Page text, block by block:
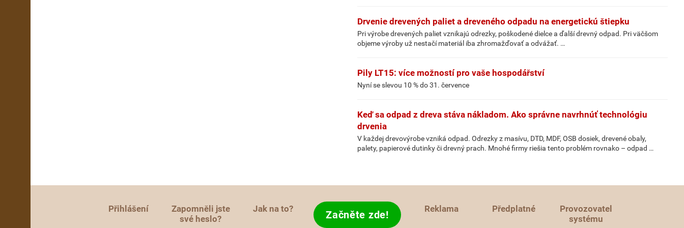
Drvenie drevených paliet a dreveného odpadu na energetickú štiepku
Pri výrobe drevených paliet vznikajú odrezky, poškodené dielce a ďalší drevný odpad. Pri väčšom
objeme výroby už nestačí materiál iba zhromažďovať a odvážať. …
Pily LT15: více možností pro vaše hospodářství
Nyní se slevou 10 % do 31. července
Keď sa odpad z dreva stáva nákladom. Ako správne navrhnúť technológiu
drvenia
V každej drevovýrobe vzniká odpad. Odrezky z masívu, DTD, MDF, OSB dosiek, drevené obaly,
palety, papierové dutinky či drevný prach. Mnohé firmy riešia tento problém rovnako – odpad …
Přihlášení
Zapomněli jste
své heslo?
Jak na to? Začněte zde! Reklama Předplatné
Provozovatel
systému